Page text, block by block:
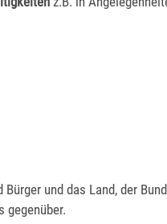
und das Land, der
gegenüber.